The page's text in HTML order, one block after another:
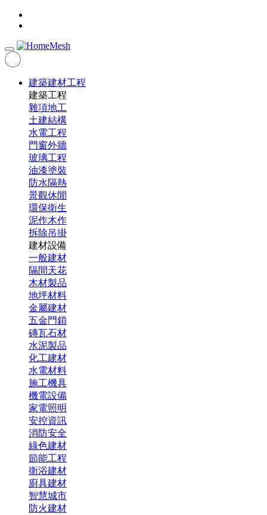
建築建材工程
建築工程
雜項地工
土建結構
水電工程
門窗外牆
玻璃工程
油漆塗裝
防水隔熱
景觀休閒
環保衛生
泥作木作
拆除吊掛
建材設備
一般建材
隔間天花
木材製品
地坪材料
金屬建材
五金門鎖
磚瓦石材
水泥製品
化工建材
水電材料
施工機具
機電設備
家電照明
安控資訊
消防安全
綠色建材
節能工程
衛浴建材
廚具建材
智慧城市
防火建材